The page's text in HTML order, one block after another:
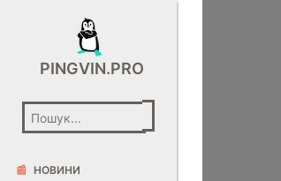
PINGVIN.PRO
📰 НОВИНИ